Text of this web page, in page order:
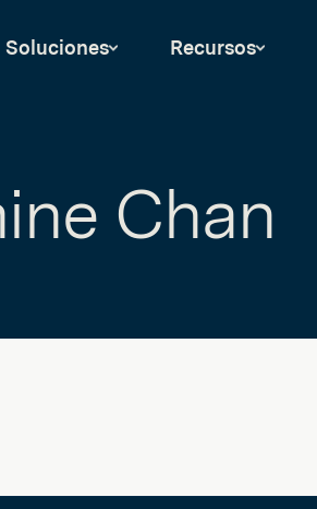
Soluciones Recursos
Chan